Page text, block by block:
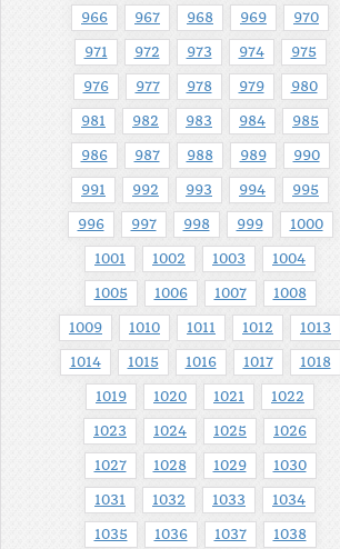
966 967 968 969 970
971 972 973 974 975
976 977 978 979 980
981 982 983 984 985
986 987 988 989 990
991 992 993 994 995
996 997 998 999 1000
1001 1002 1003 1004
1005 1006 1007 1008
1009 1010 1011 1012 1013
1014 1015 1016 1017 1018
1019 1020 1021 1022
1023 1024 1025 1026
1027 1028 1029 1030
1031 1032 1033 1034
1035 1036 1037 1038